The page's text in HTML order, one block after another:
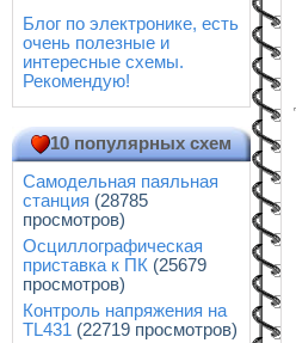
Блог по электронике, есть
очень полезные и
интересные схемы.
Рекомендую!
10 популярных схем
Самодельная паяльная
станция (28785
просмотров)
Осциллографическая
приставка к ПК (25679
просмотров)
Контроль напряжения на
TL431 (22719 просмотров)